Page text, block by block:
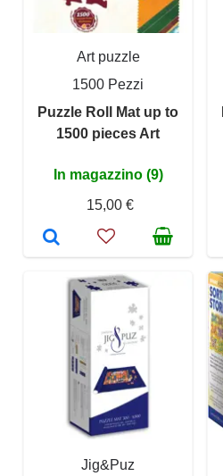
Art puzzle
1500 Pezzi
Puzzle Roll Mat up to
1500 pieces Art
In magazzino (9)
15,00 €
Jig&Puz